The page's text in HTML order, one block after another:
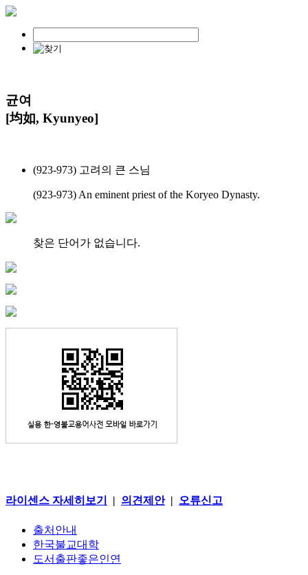
균여
[均如, Kyunyeo]
(923-973) 고려의 큰 스님
(923-973) An eminent priest of the Koryeo Dynasty.
찾은 단어가 없습니다.
라이센스 자세히보기 | 의견제안| 오류신고
출처안내
한국불교대학
도서출판좋은인연